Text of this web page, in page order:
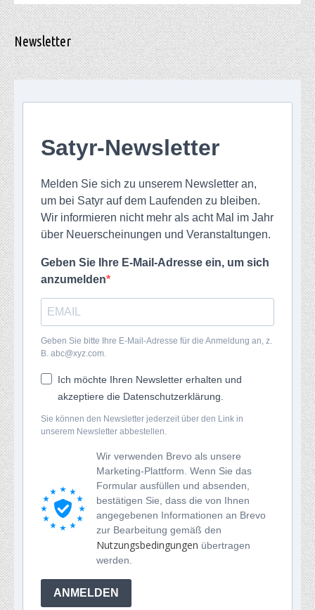
Newsletter
Satyr-Newsletter
Melden Sie sich zu unserem Newsletter an,
um bei Satyr auf dem Laufenden zu bleiben.
Wir informieren nicht mehr als acht Mal im Jahr
über Neuerscheinungen und Veranstaltungen.
Geben Sie Ihre E-Mail-Adresse ein, um sich
anzumelden
Geben Sie bitte Ihre E-Mail-Adresse für die Anmeldung an, z.
B. abc@xyz.com.
Ich möchte Ihren Newsletter erhalten und
akzeptiere die Datenschutzerklärung.
Sie können den Newsletter jederzeit über den Link in
unserem Newsletter abbestellen.
Wir verwenden Brevo als unsere
Marketing-Plattform. Wenn Sie das
Formular ausfüllen und absenden,
bestätigen Sie, dass die von Ihnen
angegebenen Informationen an Brevo
zur Bearbeitung gemäß den
Nutzungsbedingungen übertragen
werden.
ANMELDEN